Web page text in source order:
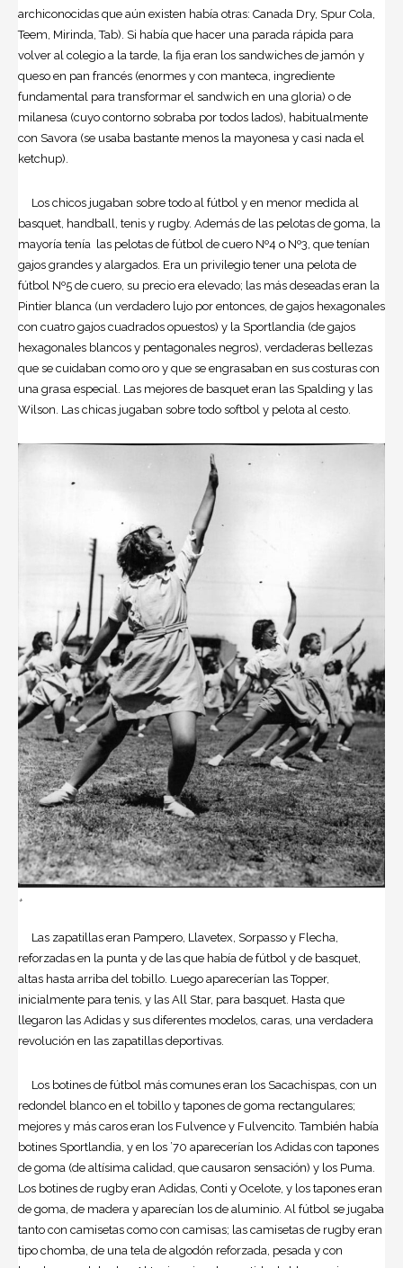
archiconocidas que aún existen había otras: Canada Dry, Spur Cola,
Teem, Mirinda, Tab). Si había que hacer una parada rápida para
volver al colegio a la tarde, la fija eran los sandwiches de jamón y
queso en pan francés (enormes y con manteca, ingrediente
fundamental para transformar el sandwich en una gloria) o de
milanesa (cuyo contorno sobraba por todos lados), habitualmente
con Savora (se usaba bastante menos la mayonesa y casi nada el
ketchup).
Los chicos jugaban sobre todo al fútbol y en menor medida al
basquet, handball, tenis y rugby. Además de las pelotas de goma, la
mayoría tenía las pelotas de fútbol de cuero Nº4 o Nº3, que tenían
gajos grandes y alargados. Era un privilegio tener una pelota de
fútbol Nº5 de cuero, su precio era elevado; las más deseadas eran la
Pintier blanca (un verdadero lujo por entonces, de gajos hexagonales
con cuatro gajos cuadrados opuestos) y la Sportlandia (de gajos
hexagonales blancos y pentagonales negros), verdaderas bellezas
que se cuidaban como oro y que se engrasaban en sus costuras con
una grasa especial. Las mejores de basquet eran las Spalding y las
Wilson. Las chicas jugaban sobre todo softbol y pelota al cesto.
+
Las zapatillas eran Pampero, Llavetex, Sorpasso y Flecha,
reforzadas en la punta y de las que había de fútbol y de basquet,
altas hasta arriba del tobillo. Luego aparecerían las Topper,
inicialmente para tenis, y las All Star, para basquet. Hasta que
llegaron las Adidas y sus diferentes modelos, caras, una verdadera
revolución en las zapatillas deportivas.
Los botines de fútbol más comunes eran los Sacachispas, con un
redondel blanco en el tobillo y tapones de goma rectangulares;
mejores y más caros eran los Fulvence y Fulvencito. También había
botines Sportlandia, y en los ’70 aparecerían los Adidas con tapones
de goma (de altísima calidad, que causaron sensación) y los Puma.
Los botines de rugby eran Adidas, Conti y Ocelote, y los tapones eran
de goma, de madera y aparecían los de aluminio. Al fútbol se jugaba
tanto con camisetas como con camisas; las camisetas de rugby eran
tipo chomba, de una tela de algodón reforzada, pesada y con